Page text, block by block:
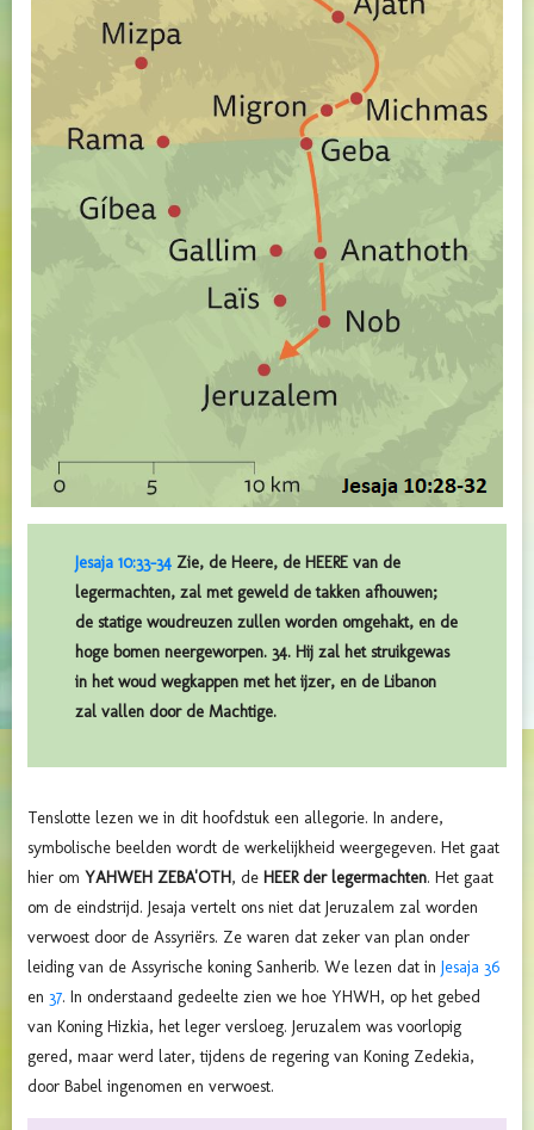
Jesaja 10:33-34 Zie, de Heere, de HEERE van de
legermachten, zal met geweld de takken afhouwen;
de statige woudreuzen zullen worden omgehakt, en de
hoge bomen neergeworpen. 34. Hij zal het struikgewas
in het woud wegkappen met het ijzer, en de Libanon
zal vallen door de Machtige.
Tenslotte lezen we in dit hoofdstuk een allegorie. In andere,
symbolische beelden wordt de werkelijkheid weergegeven. Het gaat
hier om YAHWEH ZEBA'OTH, de HEER der legermachten. Het gaat
om de eindstrijd. Jesaja vertelt ons niet dat Jeruzalem zal worden
verwoest door de Assyriërs. Ze waren dat zeker van plan onder
leiding van de Assyrische koning Sanherib. We lezen dat in Jesaja 36
en 37. In onderstaand gedeelte zien we hoe YHWH, op het gebed
van Koning Hizkia, het leger versloeg. Jeruzalem was voorlopig
gered, maar werd later, tijdens de regering van Koning Zedekia,
door Babel ingenomen en verwoest.